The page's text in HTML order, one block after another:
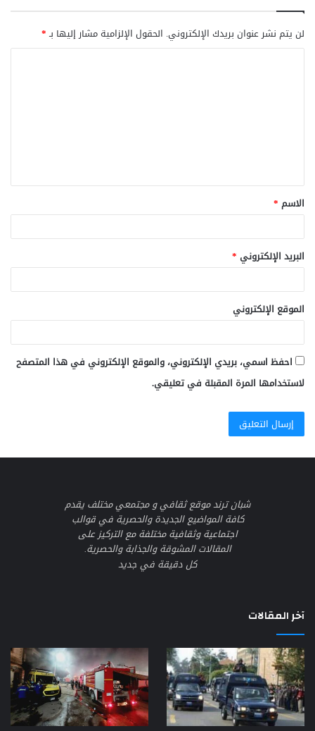
لن يتم نشر عنوان بريدك الإلكتروني. الحقول الإلزامية مشار إليها بـ*
ق
*
الاسم *
البريد الإلكتروني *
الموقع الإلكتروني
احفظ اسمي، بريدي الإلكتروني، والموقع الإلكتروني في هذا المتصفح
لاستخدامها المرة المقبلة في تعليقي.
شبان ترند موقع ثقافي و مجتمعي مختلف يقدم
كافة المواضيع الجديدة والحصرية في قوالب
اجتماعية وثقافية مختلفة مع التركيز على
المقالات المشوقة والجذابة والحصرية.
كل دقيقة في جديد
آخر المقالات